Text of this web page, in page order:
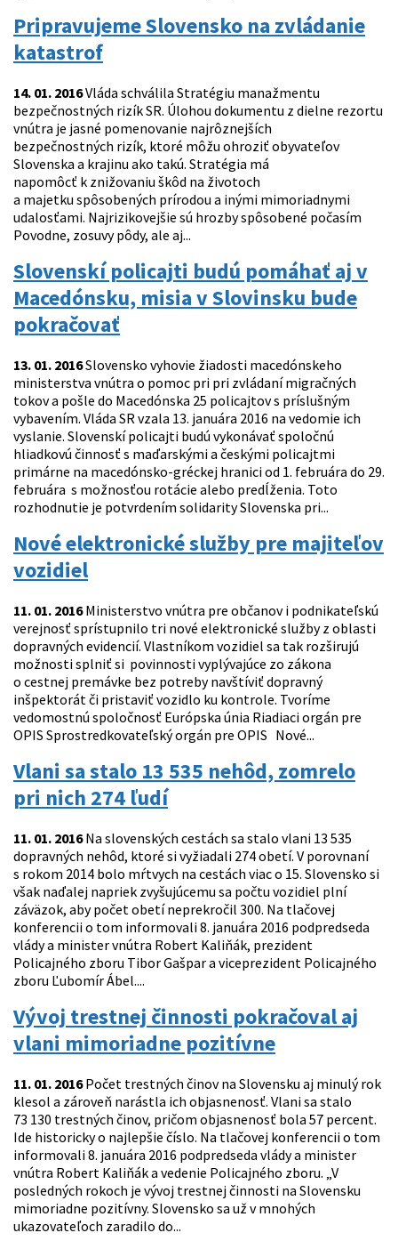
Pripravujeme Slovensko na zvládanie
katastrof
14. 01. 2016Vláda schválila Stratégiu manažmentu
bezpečnostných rizík SR. Úlohou dokumentu z dielne rezortu
vnútra je jasné pomenovanie najrôznejších
bezpečnostných rizík, ktoré môžu ohroziť obyvateľov
Slovenska a krajinu ako takú. Stratégia má
napomôcť k znižovaniu škôd na životoch
a majetku spôsobených prírodou a inými mimoriadnymi
udalosťami. Najrizikovejšie sú hrozby spôsobené počasím
Povodne, zosuvy pôdy, ale aj...
Slovenskí policajti budú pomáhať aj v
Macedónsku, misia v Slovinsku bude
pokračovať
13. 01. 2016Slovensko vyhovie žiadosti macedónskeho
ministerstva vnútra o pomoc pri pri zvládaní migračných
tokov a pošle do Macedónska 25 policajtov s príslušným
vybavením. Vláda SR vzala 13. januára 2016 na vedomie ich
vyslanie. Slovenskí policajti budú vykonávať spoločnú
hliadkovú činnosť s maďarskými a českými policajtmi
primárne na macedónsko-gréckej hranici od 1. februára do 29.
februára s možnosťou rotácie alebo predĺženia. Toto
rozhodnutie je potvrdením solidarity Slovenska pri...
Nové elektronické služby pre majiteľov
vozidiel
11. 01. 2016Ministerstvo vnútra pre občanov i podnikateľskú
verejnosť sprístupnilo tri nové elektronické služby z oblasti
dopravných evidencií. Vlastníkom vozidiel sa tak rozširujú
možnosti splniť si povinnosti vyplývajúce zo zákona
o cestnej premávke bez potreby navštíviť dopravný
inšpektorát či pristaviť vozidlo ku kontrole. Tvoríme
vedomostnú spoločnosť Európska únia Riadiaci orgán pre
OPIS Sprostredkovateľský orgán pre OPIS Nové...
Vlani sa stalo 13 535 nehôd, zomrelo
pri nich 274 ľudí
11. 01. 2016Na slovenských cestách sa stalo vlani 13 535
dopravných nehôd, ktoré si vyžiadali 274 obetí. V porovnaní
s rokom 2014 bolo mŕtvych na cestách viac o 15. Slovensko si
však naďalej napriek zvyšujúcemu sa počtu vozidiel plní
záväzok, aby počet obetí neprekročil 300. Na tlačovej
konferencii o tom informovali 8. januára 2016 podpredseda
vlády a minister vnútra Robert Kaliňák, prezident
Policajného zboru Tibor Gašpar a viceprezident Policajného
zboru Ľubomír Ábel....
Vývoj trestnej činnosti pokračoval aj
vlani mimoriadne pozitívne
11. 01. 2016Počet trestných činov na Slovensku aj minulý rok
klesol a zároveň narástla ich objasnenosť. Vlani sa stalo
73 130 trestných činov, pričom objasnenosť bola 57 percent.
Ide historicky o najlepšie číslo. Na tlačovej konferencii o tom
informovali 8. januára 2016 podpredseda vlády a minister
vnútra Robert Kaliňák a vedenie Policajného zboru. „V
posledných rokoch je vývoj trestnej činnosti na Slovensku
mimoriadne pozitívny. Slovensko sa už v mnohých
ukazovateľoch zaradilo do...